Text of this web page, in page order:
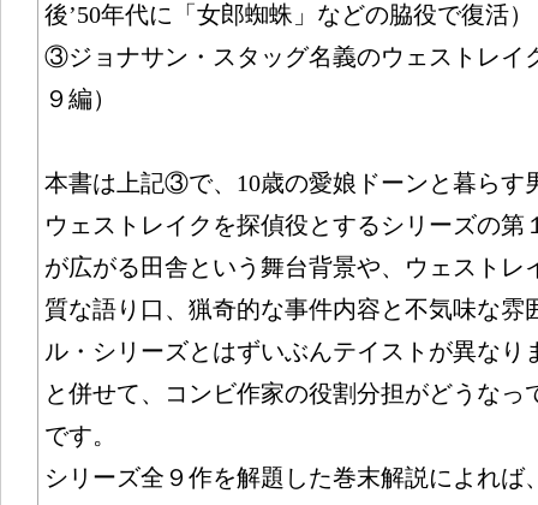
後’50年代に「女郎蜘蛛」などの脇役で復活）
③ジョナサン・スタッグ名義のウェストレイ
９編）
本書は上記③で、10歳の愛娘ドーンと暮らす
ウェストレイクを探偵役とするシリーズの第
が広がる田舎という舞台背景や、ウェストレ
質な語り口、猟奇的な事件内容と不気味な雰
ル・シリーズとはずいぶんテイストが異なり
と併せて、コンビ作家の役割分担がどうなっ
です。
シリーズ全９作を解題した巻末解説によれば